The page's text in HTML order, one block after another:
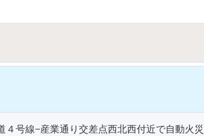
号線−産業通り交差点西北西付近で自動火